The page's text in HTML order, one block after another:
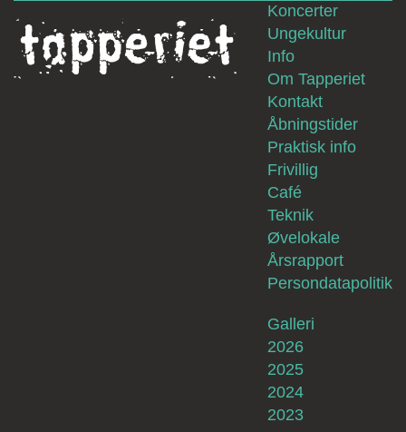
Koncerter
Ungekultur
Info
Om Tapperiet
Kontakt
Åbningstider
Praktisk info
Frivillig
Café
Teknik
Øvelokale
Årsrapport
Persondatapolitik
Galleri
2026
2025
2024
2023